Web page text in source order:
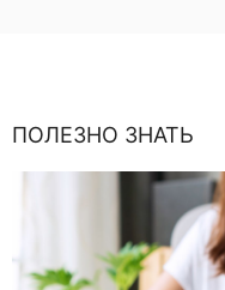
ПОЛЕЗНО ЗНАТЬ